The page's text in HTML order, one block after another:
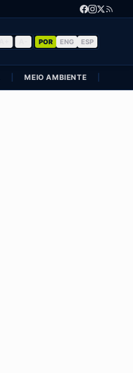
POR ENG ESP
MEIO AMBIENTE